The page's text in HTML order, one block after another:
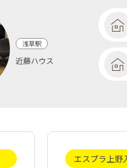
浅草駅
近藤ハウス
エスプラ上野